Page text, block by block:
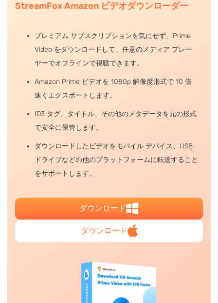
StreamFox Amazon ビデオダウンローダー
プレミアム サブスクリプションを気にせず、Prime
Video をダウンロードして、任意のメディア プレー
ヤーでオフラインで視聴できます。
Amazon Prime ビデオを 1080p 解像度形式で 10 倍
速くエクスポートします。
ID3 タグ、タイトル、その他のメタデータを元の形式
で安全に保管します。
ダウンロードしたビデオをモバイル デバイス、USB
ドライブなどの他のプラットフォームに転送すること
をサポートします。
ダウンロード
ダウンロード